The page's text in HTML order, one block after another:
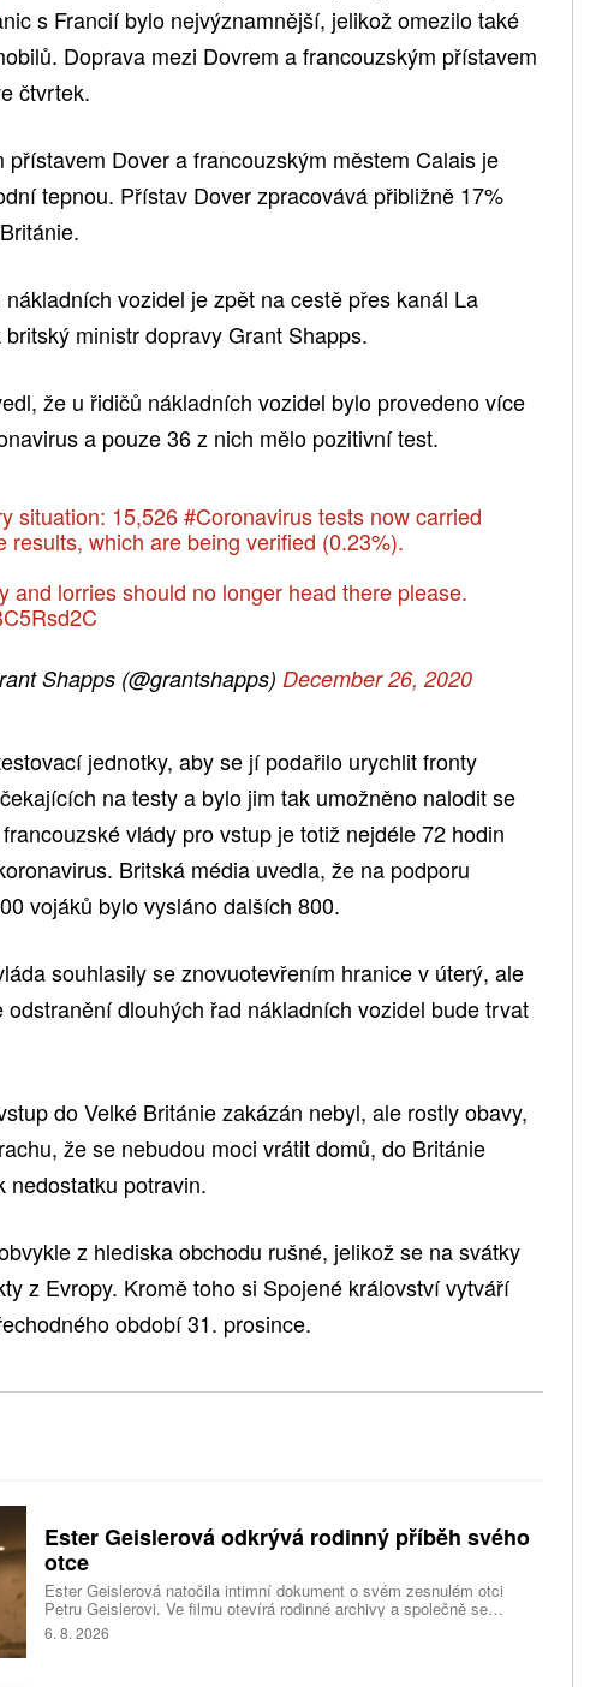
s Francií bylo nejvýznamnější, jelikož omezilo také
Doprava mezi Dovrem a francouzským přístavem
čtvrtek.
přístavem Dover a francouzským městem Calais je
tepnou. Přístav Dover zpracovává přibližně 17%
vozidel je zpět na cestě přes kanál La
ministr dopravy Grant Shapps.
že u řidičů nákladních vozidel bylo provedeno více
a pouze 36 z nich mělo pozitivní test.
situation: 15,526#Coronavirustests now carried
results, which are being verified (0.23%).
and lorries should no longer head there please.
Shapps (@grantshapps) December 26, 2020
jednotky, aby se jí podařilo urychlit fronty
na testy a bylo jim tak umožněno nalodit se
vlády pro vstup je totiž nejdéle 72 hodin
Britská média uvedla, že na podporu
vojáků bylo vysláno dalších 800.
souhlasily se znovuotevřením hranice v úterý, ale
odstranění dlouhých řad nákladních vozidel bude trvat
do Velké Británie zakázán nebyl, ale rostly obavy,
že se nebudou moci vrátit domů, do Británie
nedostatku potravin.
z hlediska obchodu rušné, jelikož se na svátky
z Evropy. Kromě toho si Spojené království vytváří
období 31. prosince.
Ester Geislerová odkrývá rodinný příběh svého
otce
Ester Geislerová natočila intimní dokument o svém zesnulém otci
Petru Geislerovi. Ve filmu otevírá rodinné archivy a společně se
sestrou Aňou skládá portrét talentovaného muže, který měl v sobě
vřelost i temnější stránku.
6. 8. 2026